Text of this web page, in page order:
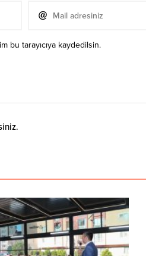
bu tarayıcıya kaydedilsin.